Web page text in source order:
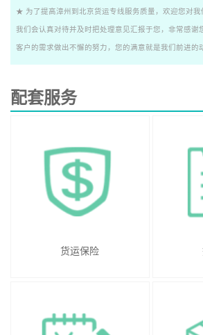
★ 为了提高漳州到北京货运专线服务质量，欢迎您对我
我们会认真对待并及时把处理意见汇报于您，非常感谢
客户的需求做出不懈的努力，您的满意就是我们前进的
配套服务
货运保险